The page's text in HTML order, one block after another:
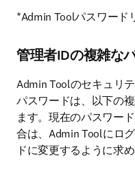
*Admin Toolパスワード
管理者IDの複雑な
Admin Toolのセキュリ
パスワードは、以下の
ます。現在のパスワー
合は、Admin Toolにロ
ドに変更するように求め